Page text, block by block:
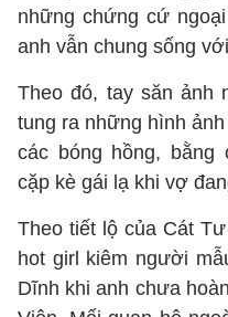
những chứng cứ
anh vẫn chung sống
Theo đó, tay săn ảnh
tung ra những hình
các bóng hồng, bằng
cặp kè gái lạ khi vợ
Theo tiết lộ của Cát
hot girl kiêm người
Dĩnh khi anh chưa